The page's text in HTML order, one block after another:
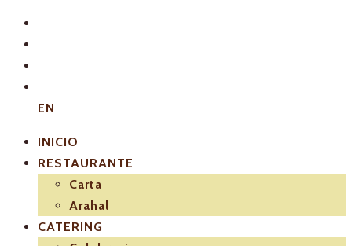
EN
INICIO
RESTAURANTE
Carta
Arahal
CATERING